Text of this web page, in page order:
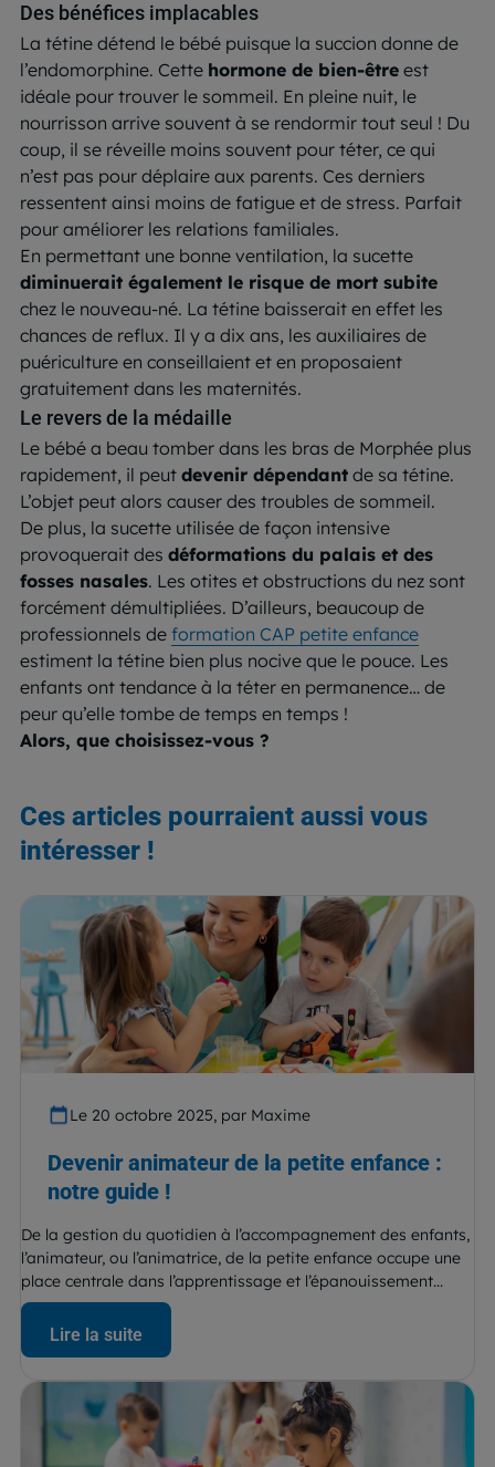
Des bénéfices implacables
La tétine détend le bébé puisque la succion donne de
l’endomorphine. Cette hormone de bien-être est
idéale pour trouver le sommeil. En pleine nuit, le
nourrisson arrive souvent à se rendormir tout seul ! Du
coup, il se réveille moins souvent pour téter, ce qui
n’est pas pour déplaire aux parents. Ces derniers
ressentent ainsi moins de fatigue et de stress. Parfait
pour améliorer les relations familiales.
En permettant une bonne ventilation, la sucette
diminuerait également le risque de mort subite
chez le nouveau-né. La tétine baisserait en effet les
chances de reflux. Il y a dix ans, les auxiliaires de
puériculture en conseillaient et en proposaient
gratuitement dans les maternités.
Le revers de la médaille
Le bébé a beau tomber dans les bras de Morphée plus
rapidement, il peut devenir dépendant de sa tétine.
L’objet peut alors causer des troubles de sommeil.
De plus, la sucette utilisée de façon intensive
provoquerait des déformations du palais et des
fosses nasales. Les otites et obstructions du nez sont
forcément démultipliées. D’ailleurs, beaucoup de
professionnels de formation CAP petite enfance
estiment la tétine bien plus nocive que le pouce. Les
enfants ont tendance à la téter en permanence… de
peur qu’elle tombe de temps en temps !
Alors, que choisissez-vous ?
Ces articles pourraient aussi vous
intéresser !
Le 20 octobre 2025, par Maxime
Devenir animateur de la petite enfance :
notre guide !
De la gestion du quotidien à l’accompagnement des enfants,
l’animateur, ou l’animatrice, de la petite enfance occupe une
place centrale dans l’apprentissage et l’épanouissement...
Lire la suite